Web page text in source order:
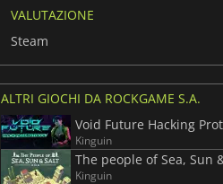
VALUTAZIONE
Steam
ALTRI GIOCHI DA ROCKGAME S.A.
Void Future Hacking
Kinguin
The people of Sea, Sun
Kinguin